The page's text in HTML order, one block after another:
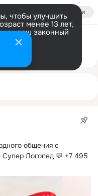
Войти
чтобы улучшить
менее 13 лет,
ваш законный
общения с
Логопед 💬 +7 495